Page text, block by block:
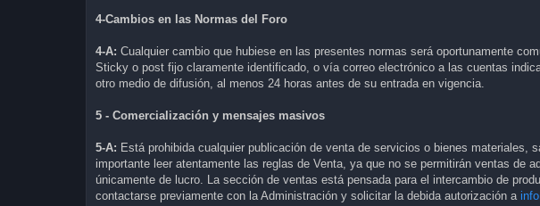
4-Cambios en las Normas del Foro
4-A: Cualquier cambio que hubiese en las presentes normas será oportunamente
Sticky o post fijo claramente identificado, o vía correo electrónico a las cuentas
otro medio de difusión, al menos 24 horas antes de su entrada en vigencia.
5 - Comercialización y mensajes masivos
5-A: Está prohibida cualquier publicación de venta de servicios o bienes
importante leer atentamente las reglas de Venta, ya que no se permitirán ventas de
únicamente de lucro. La sección de ventas está pensada para el intercambio de
contactarse previamente con la Administración y solicitar la debida autorización a